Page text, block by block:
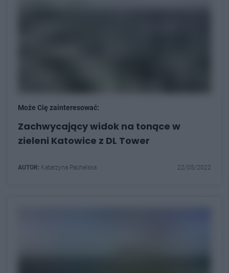
Może Cię zainteresować:
Zachwycający widok na tonące w
zieleni Katowice z DL Tower
AUTOR: Katarzyna Pachelska 22/05/2022